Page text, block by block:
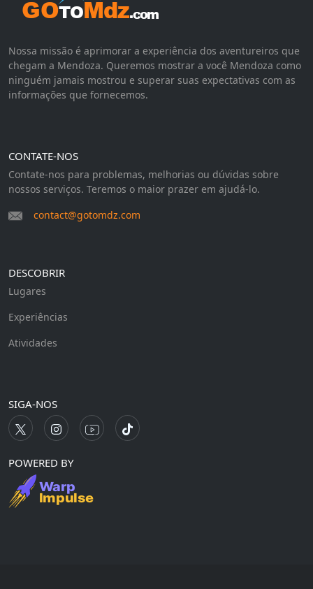
Nossa missão é aprimorar a experiência dos aventureiros que
chegam a Mendoza. Queremos mostrar a você Mendoza como
ninguém jamais mostrou e superar suas expectativas com as
informações que fornecemos.
CONTATE-NOS
Contate-nos para problemas, melhorias ou dúvidas sobre
nossos serviços. Teremos o maior prazer em ajudá-lo.
contact@gotomdz.com
DESCOBRIR
Lugares
Experiências
Atividades
SIGA-NOS
POWERED BY